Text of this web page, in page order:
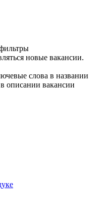
новые вакансии.
слова в названии
описании вакансии